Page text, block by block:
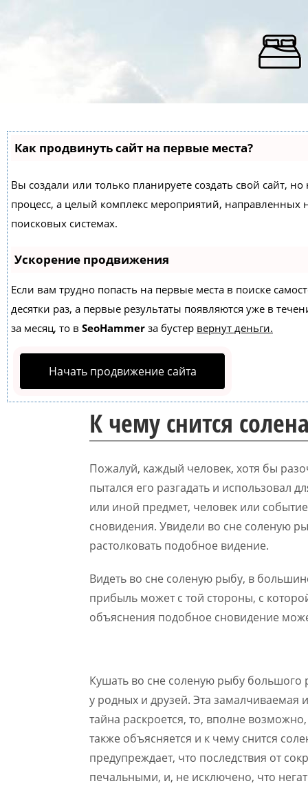
Как продвинуть сайт на первые места?
Вы создали или только планируете создать свой сайт,
процесс, а целый комплекс мероприятий,
поисковых системах.
Ускорение продвижения
Если вам трудно попасть на первые места в поиске
десятки раз, а первые результаты появляются уже в
за месяц, то в SeoHammer за бустер вернут деньги.
Начать продвижение сайта
К чему снится
Пожалуй, каждый человек, хотя бы
пытался его разгадать и использовал
или иной предмет, человек или
сновидения. Увидели во сне соленую
растолковать подобное видение.
Видеть во сне соленую рыбу, в
прибыль может с той стороны, с
объяснения подобное сновидение
Кушать во сне соленую рыбу большого
у родных и друзей. Эта
тайна раскроется, то, вполне
также объясняется и к чему снится
предупреждает, что последствия от
печальными, и, не исключено, что